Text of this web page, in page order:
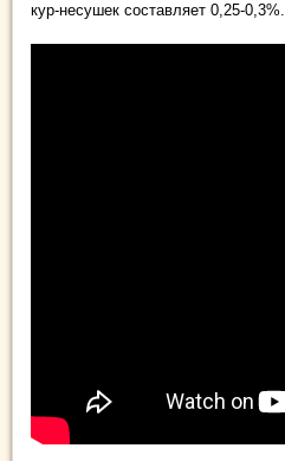
кур-несушек составляет 0,25-0,3%.